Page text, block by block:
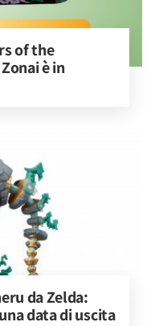
of the
è in
da Zelda:
data di uscita